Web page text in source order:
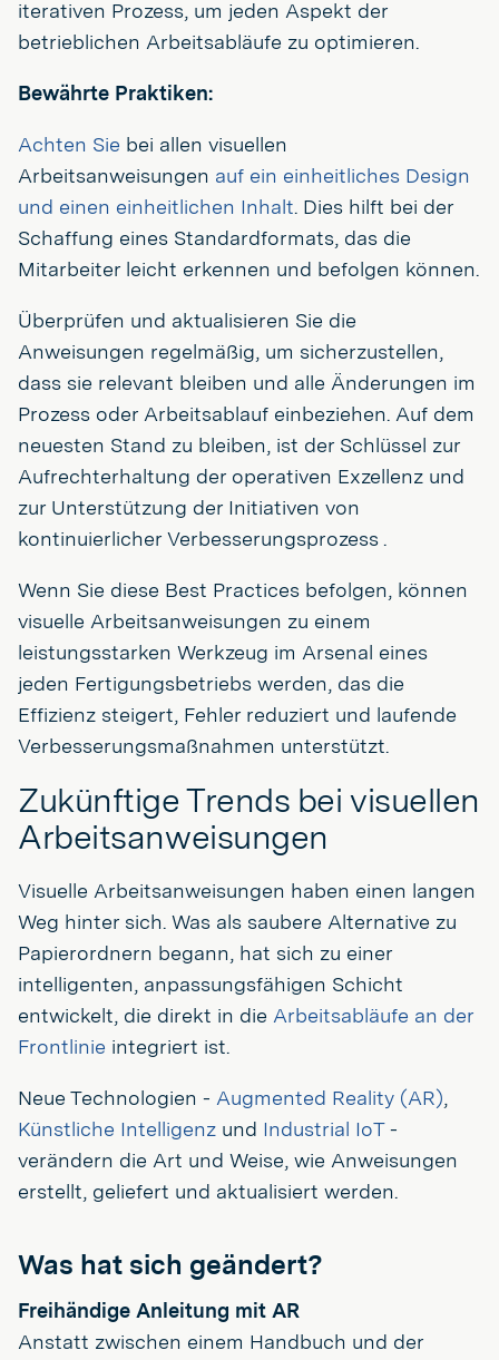
iterativen Prozess, um jeden Aspekt der
betrieblichen Arbeitsabläufe zu optimieren.
Bewährte Praktiken:
Achten Sie bei allen visuellen
Arbeitsanweisungen auf ein einheitliches Design
und einen einheitlichen Inhalt. Dies hilft bei der
Schaffung eines Standardformats, das die
Mitarbeiter leicht erkennen und befolgen können.
Überprüfen und aktualisieren Sie die
Anweisungen regelmäßig, um sicherzustellen,
dass sie relevant bleiben und alle Änderungen im
Prozess oder Arbeitsablauf einbeziehen. Auf dem
neuesten Stand zu bleiben, ist der Schlüssel zur
Aufrechterhaltung der operativen Exzellenz und
zur Unterstützung der Initiativen von
kontinuierlicher Verbesserungsprozess .
Wenn Sie diese Best Practices befolgen, können
visuelle Arbeitsanweisungen zu einem
leistungsstarken Werkzeug im Arsenal eines
jeden Fertigungsbetriebs werden, das die
Effizienz steigert, Fehler reduziert und laufende
Verbesserungsmaßnahmen unterstützt.
Zukünftige Trends bei visuellen
Arbeitsanweisungen
Visuelle Arbeitsanweisungen haben einen langen
Weg hinter sich. Was als saubere Alternative zu
Papierordnern begann, hat sich zu einer
intelligenten, anpassungsfähigen Schicht
entwickelt, die direkt in die Arbeitsabläufe an der
Frontlinie integriert ist.
Neue Technologien - Augmented Reality (AR),
Künstliche Intelligenz und Industrial IoT-
verändern die Art und Weise, wie Anweisungen
erstellt, geliefert und aktualisiert werden.
Was hat sich geändert?
Freihändige Anleitung mit AR
Anstatt zwischen einem Handbuch und der